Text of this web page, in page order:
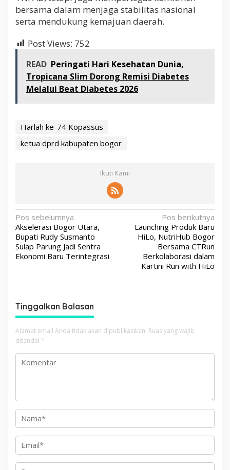
bersama dalam menjaga stabilitas nasional
serta mendukung kemajuan daerah.
Post Views: 752
READ Peringati Hari Kesehatan Dunia,
Tropicana Slim Dorong Remisi Diabetes
Melalui Beat Diabetes 2026
Harlah ke-74 Kopassus
ketua dprd kabupaten bogor
Ikuti Kami
N
a
v
i
s
i
p
o
s
Pos sebelumnya
Akselerasi Bogor Utara,
Bupati Rudy Susmanto
Sulap Parung Jadi Sentra
Ekonomi Baru Terintegrasi
Pos berikutnya
Launching Produk Baru
HiLo, NutriHub Bogor
Bersama CTRun
Berkolaborasi dalam
Kartini Run with HiLo
Tinggalkan Balasan
Alamat email Anda tidak akan dipublikasikan. Ruas yang wajib
ditandai *